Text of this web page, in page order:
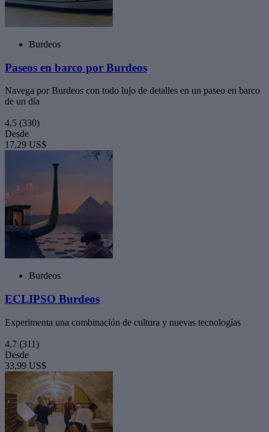
Burdeos
Paseos en barco por Burdeos
Navega por Burdeos con todo lujo de detalles en un paseo en barco
de un día
4,5 (330)
Desde
17,29 US$
Burdeos
ECLIPSO Burdeos
Experimenta una combinación de cultura y nuevas tecnologías
4,7 (311)
Desde
33,99 US$